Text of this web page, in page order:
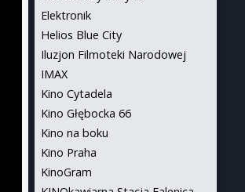
Elektronik
Helios Blue City
Iluzjon Filmoteki Narodowej
IMAX
Kino Cytadela
Kino Głębocka 66
Kino na boku
Kino Praha
KinoGram